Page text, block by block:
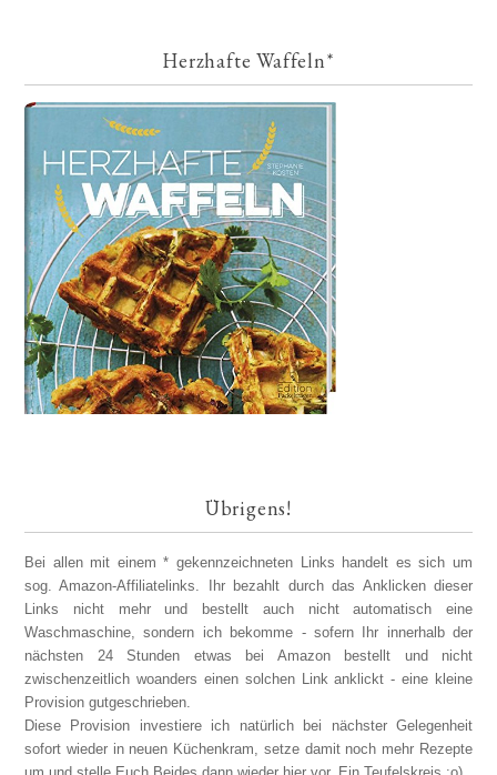
Herzhafte Waffeln*
Übrigens!
Bei allen mit einem * gekennzeichneten Links handelt es sich um
sog. Amazon-Affiliatelinks. Ihr bezahlt durch das Anklicken dieser
Links nicht mehr und bestellt auch nicht automatisch eine
Waschmaschine, sondern ich bekomme - sofern Ihr innerhalb der
nächsten 24 Stunden etwas bei Amazon bestellt und nicht
zwischenzeitlich woanders einen solchen Link anklickt - eine kleine
Provision gutgeschrieben.
Diese Provision investiere ich natürlich bei nächster Gelegenheit
sofort wieder in neuen Küchenkram, setze damit noch mehr Rezepte